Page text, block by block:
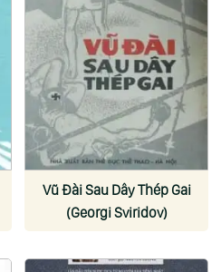
Vũ Đài Sau Dây Thép Gai
(Georgi Sviridov)